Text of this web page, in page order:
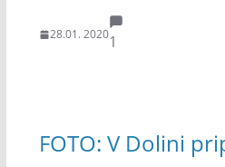
28.01. 20201
FOTO: V Dolini